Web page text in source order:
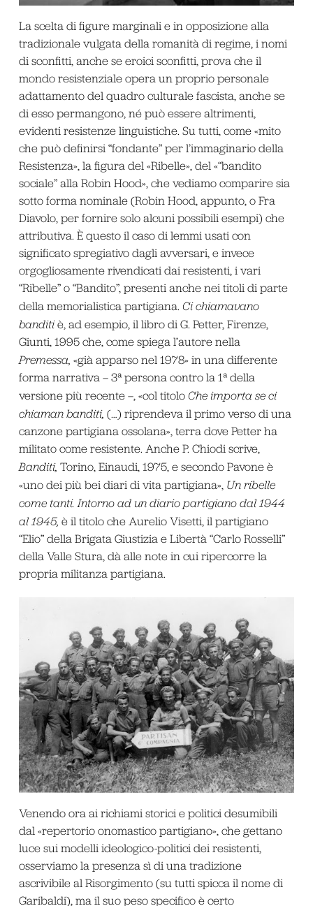
La scelta di figure marginali e in opposizione alla
tradizionale vulgata della romanità di regime, i nomi
di sconfitti, anche se eroici sconfitti, prova che il
mondo resistenziale opera un proprio personale
adattamento del quadro culturale fascista, anche se
di esso permangono, né può essere altrimenti,
evidenti resistenze linguistiche. Su tutti, come «mito
che può definirsi “fondante” per l’immaginario della
Resistenza», la figura del «Ribelle», del «“bandito
sociale” alla Robin Hood», che vediamo comparire sia
sotto forma nominale (Robin Hood, appunto, o Fra
Diavolo, per fornire solo alcuni possibili esempi) che
attributiva. È questo il caso di lemmi usati con
significato spregiativo dagli avversari, e invece
orgogliosamente rivendicati dai resistenti, i vari
“Ribelle” o “Bandito”, presenti anche nei titoli di parte
della memorialistica partigiana. Ci chiamavano
banditiè, ad esempio, il libro di G. Petter, Firenze,
Giunti, 1995 che, come spiega l’autore nella
Premessa, «già apparso nel 1978» in una differente
forma narrativa – 3ª persona contro la 1ª della
versione più recente –, «col titolo Che importa se ci
chiaman banditi, (…) riprendeva il primo verso di una
canzone partigiana ossolana», terra dove Petter ha
militato come resistente. Anche P. Chiodi scrive,
Banditi, Torino, Einaudi, 1975, e secondo Pavone è
«uno dei più bei diari di vita partigiana», Un ribelle
come tanti. Intorno ad un diario partigiano dal 1944
al 1945, è il titolo che Aurelio Visetti, il partigiano
“Elio” della Brigata Giustizia e Libertà “Carlo Rosselli”
della Valle Stura, dà alle note in cui ripercorre la
propria militanza partigiana.
Venendo ora ai richiami storici e politici desumibili
dal «repertorio onomastico partigiano», che gettano
luce sui modelli ideologico-politici dei resistenti,
osserviamo la presenza sì di una tradizione
ascrivibile al Risorgimento (su tutti spicca il nome di
Garibaldi), ma il suo peso specifico è certo